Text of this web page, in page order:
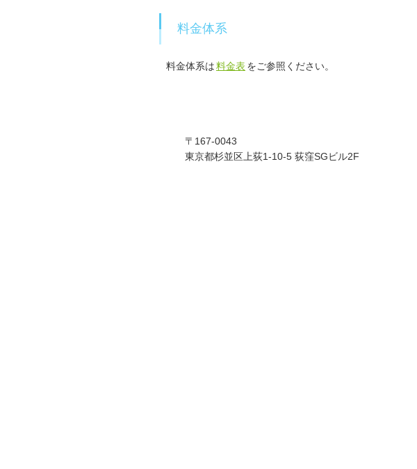
〒167-0043
東京都杉並区上荻1-10-5 荻窪SGビル2F
料金体系
料金体系は料金表 をご参照ください。